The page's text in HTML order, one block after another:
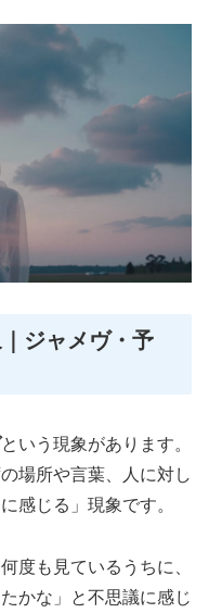
ジャメヴ・予
という現象があります。
場所や言葉、人に対し
感じる」現象です。
度も見ているうちに、
かな」と不思議に感じ